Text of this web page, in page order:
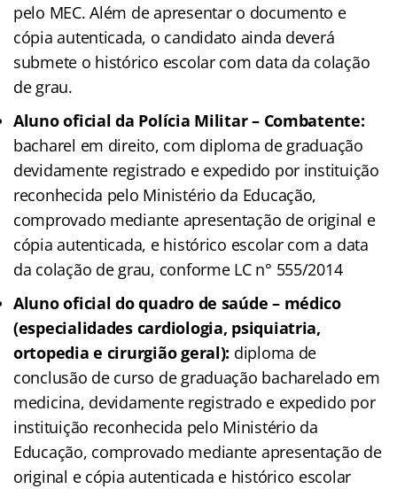
pelo MEC. Além de apresentar o documento e
cópia autenticada, o candidato ainda deverá
submete o histórico escolar com data da colação
de grau.
Aluno oficial da Polícia Militar – Combatente:
bacharel em direito, com diploma de graduação
devidamente registrado e expedido por instituição
reconhecida pelo Ministério da Educação,
comprovado mediante apresentação de original e
cópia autenticada, e histórico escolar com a data
da colação de grau, conforme LC n° 555/2014
Aluno oficial do quadro de saúde – médico
(especialidades cardiologia, psiquiatria,
ortopedia e cirurgião geral): diploma de
conclusão de curso de graduação bacharelado em
medicina, devidamente registrado e expedido por
instituição reconhecida pelo Ministério da
Educação, comprovado mediante apresentação de
original e cópia autenticada e histórico escolar